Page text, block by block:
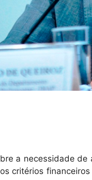
a necessidade
critérios